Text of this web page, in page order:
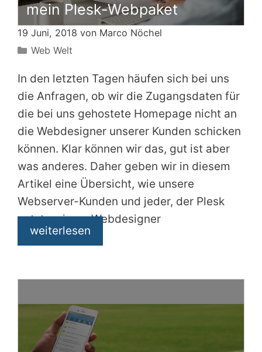
mein Plesk-Webpaket
19 Juni, 2018 von Marco Nöchel
Kategorien
Web Welt
In den letzten Tagen häufen sich bei uns
die Anfragen, ob wir die Zugangsdaten für
die bei uns gehostete Homepage nicht an
die Webdesigner unserer Kunden schicken
können. Klar können wir das, gut ist aber
was anderes. Daher geben wir in diesem
Artikel eine Übersicht, wie unsere
Webserver-Kunden und jeder, der Plesk
nutzt, seinem Webdesigner
weiterlesen